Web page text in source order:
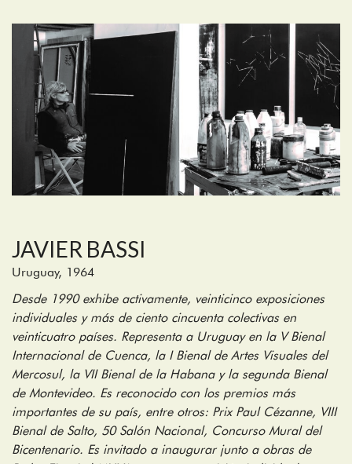
JAVIER BASSI
Uruguay, 1964
Desde 1990 exhibe activamente, veinticinco exposiciones
individuales y más de ciento cincuenta colectivas en
veinticuatro países. Representa a Uruguay en la V Bienal
Internacional de Cuenca, la I Bienal de Artes Visuales del
Mercosul, la VII Bienal de la Habana y la segunda Bienal
de Montevideo. Es reconocido con los premios más
importantes de su país, entre otros: Prix Paul Cézanne, VIII
Bienal de Salto, 50 Salón Nacional, Concurso Mural del
Bicentenario. Es invitado a inaugurar junto a obras de